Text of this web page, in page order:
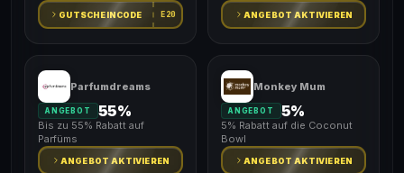
GUTSCHEINCODE E20 ANGEBOT AKTIVIEREN
Parfumdreams
ANGEBOT 55%
Bis zu 55% Rabatt auf
Parfüms
ANGEBOT AKTIVIEREN
Monkey Mum
ANGEBOT 5%
5% Rabatt auf die Coconut
Bowl
ANGEBOT AKTIVIEREN